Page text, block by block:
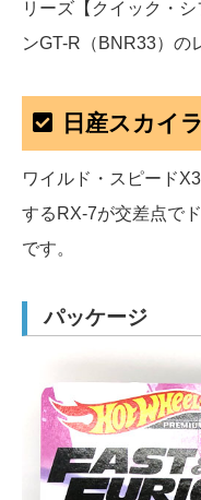
リーズ【クイック・
ンGT-R（BNR33）の
日産スカイ
ワイルド・スピード
するRX-7が交差点で
です。
パッケージ